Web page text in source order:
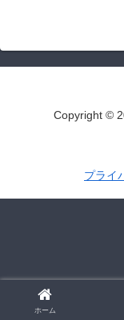
Copyright ©
プライ
ホーム